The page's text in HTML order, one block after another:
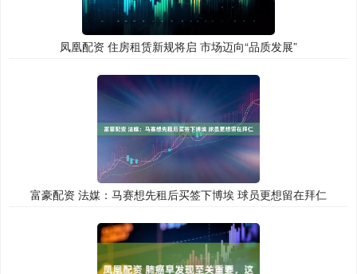
凤凰配资 住房租赁新规将启 市场迈向“品质发展”
富豪配资 法媒：马赛想先租后买签下博埃 球员更想留在拜仁